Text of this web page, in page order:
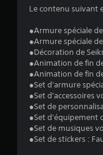
Le contenu suivant
●Armure spéciale
●Armure spéciale
●Décoration de
●Animation de fin
●Animation de fin
●Set d'armure
●Set d'accessoires
●Set de
●Set d'équipement
●Set de musiques
●Set de stickers :